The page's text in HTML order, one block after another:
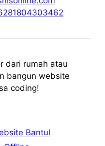
dari rumah atau
bangun website
coding!
Bantul